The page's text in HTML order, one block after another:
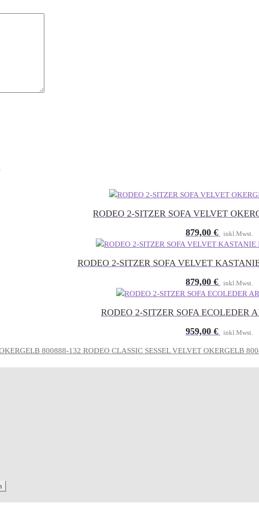
RODEO 2-SITZER SOFA VELVET
879,00 € inkl.Mwst.
RODEO 2-SITZER SOFA VELVET
879,00 € inkl.Mwst.
RODEO 2-SITZER SOFA ECOLEDER
959,00 € inkl.Mwst.
RODEO CLASSIC SESSEL VELVET OKERGELB